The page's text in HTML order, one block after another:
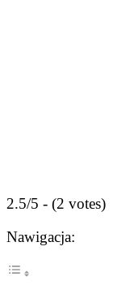
2.5/5 - (2 votes)
Nawigacja: